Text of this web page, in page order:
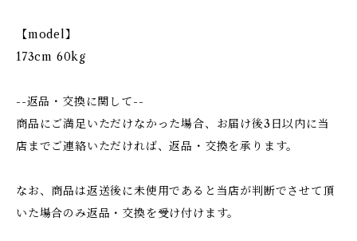
【model】
173cm 60kg
--返品・交換に関して--
商品にご満足いただけなかった場合、お届け後3日以内に当
店までご連絡いただければ、返品・交換を承ります。
なお、商品は返送後に未使用であると当店が判断でさせて頂
いた場合のみ返品・交換を受け付けます。